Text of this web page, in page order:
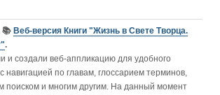
📚 Веб-версия Книги "Жизнь в Свете Творца.
.
и создали веб-аппликацию для удобного
навигацией по главам, глоссарием терминов,
поиском и многим другим. На данный момент